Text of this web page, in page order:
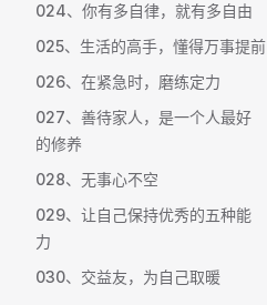
024、你有多自律，就有多自由
025、生活的高手，懂得万事提前
026、在紧急时，磨练定力
027、善待家人，是一个人最好
的修养
028、无事心不空
029、让自己保持优秀的五种能
力
030、交益友，为自己取暖